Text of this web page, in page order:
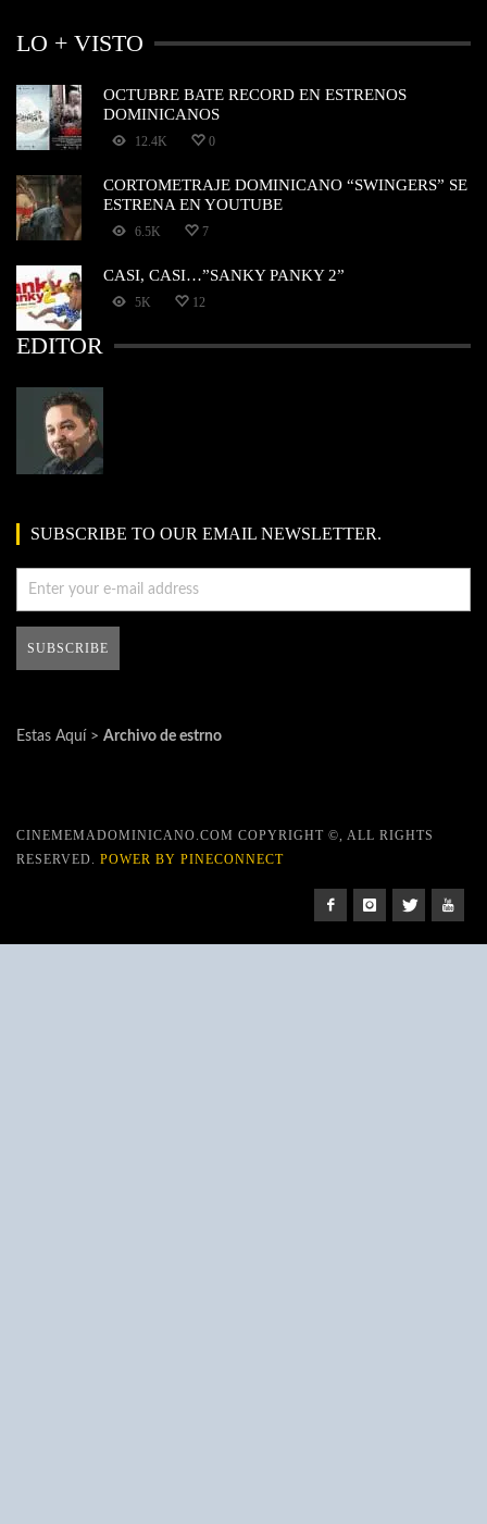
LO + VISTO
OCTUBRE BATE RECORD EN ESTRENOS
DOMINICANOS
12.4K 0
CORTOMETRAJE DOMINICANO “SWINGERS” SE
ESTRENA EN YOUTUBE
6.5K 7
CASI, CASI…”SANKY PANKY 2”
5K 12
EDITOR
SUBSCRIBE TO OUR EMAIL NEWSLETTER.
Estas Aquí > Archivo de estrno
CINEMEMADOMINICANO.COM COPYRIGHT ©, ALL RIGHTS
RESERVED. POWER BY PINECONNECT